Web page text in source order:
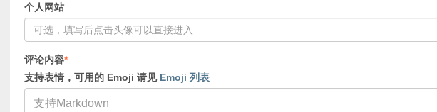
个人网站
评论内容*
支持表情，可用的 Emoji 请见 Emoji 列表